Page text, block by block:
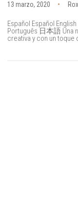
13 marzo, 2020
Español Español
Português 日本語 Una
creativa y con un toque